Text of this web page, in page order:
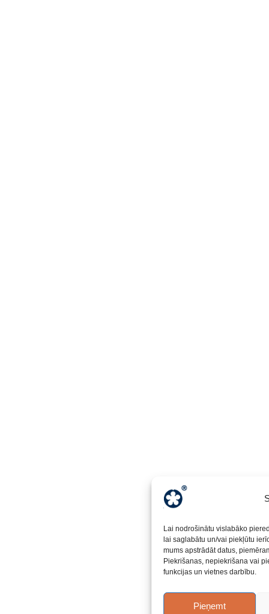
Lai nodrošinātu vislabāko
lai saglabātu un/vai piekļūtu
mums apstrādāt datus,
Piekrišanas, nepiekrišana vai
funkcijas un vietnes darbību.
Pieņemt